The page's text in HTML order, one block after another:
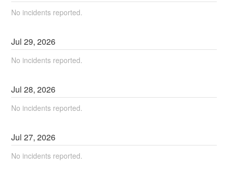
No incidents reported.
Jul29,2026
No incidents reported.
Jul28,2026
No incidents reported.
Jul27,2026
No incidents reported.